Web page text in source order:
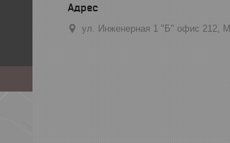
ул. Инженерная 1 "Б" офис 212,